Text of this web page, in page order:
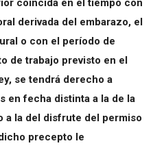
derivada del embarazo, el
o con el período de
de trabajo previsto en el
se tendrá derecho a
en fecha distinta a la de la
a la del disfrute del permiso
precepto le